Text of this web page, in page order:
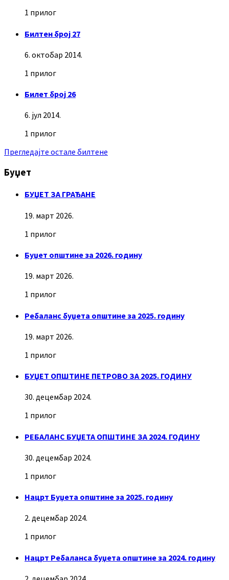
1 прилог
Билтен број 27
6. октобар 2014.
1 прилог
Билет број 26
6. јул 2014.
1 прилог
Прегледајте остале билтене
Буџет
БУЏЕТ ЗА ГРАЂАНЕ
19. март 2026.
1 прилог
Буџет општине за 2026. годину
19. март 2026.
1 прилог
Ребаланс буџета општине за 2025. годину
19. март 2026.
1 прилог
БУЏЕТ ОПШТИНЕ ПЕТРОВО ЗА 2025. ГОДИНУ
30. децембар 2024.
1 прилог
РЕБАЛАНС БУЏЕТА ОПШТИНЕ ЗА 2024. ГОДИНУ
30. децембар 2024.
1 прилог
Нацрт Буџета општине за 2025. годину
2. децембар 2024.
1 прилог
Нацрт Ребаланса буџета општине за 2024. годину